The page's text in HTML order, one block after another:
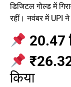
डिजिटल गोल्ड में
रहीं। नवंबर में UPI
20.47
किया